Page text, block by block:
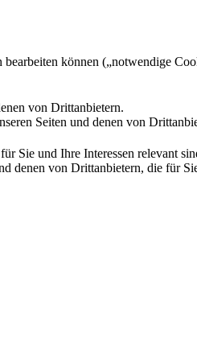
können („notwendige
von Drittanbietern.
Seiten und denen von
Sie und Ihre Interessen relevant
denen von Drittanbietern, die für